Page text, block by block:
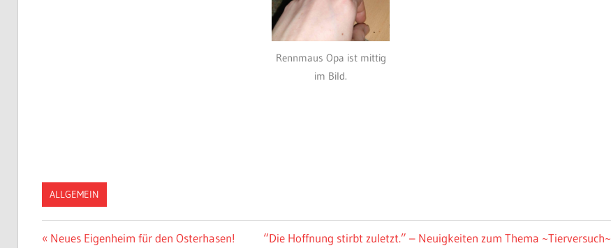
Rennmaus Opa ist mittig
im Bild.
ALLGEMEIN
Vorheriger
Neues Eigenheim für den Osterhasen!
Nächster
“Die Hoffnung stirbt zuletzt.” – Neuigkeiten zum Thema ~Tierversuch~